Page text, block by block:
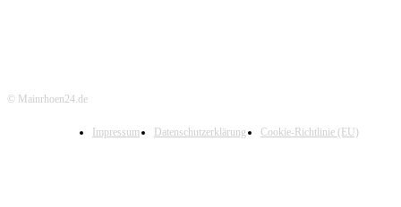
© Mainrhoen24.de
Impressum Datenschutzerklärung Cookie-Richtlinie (EU)